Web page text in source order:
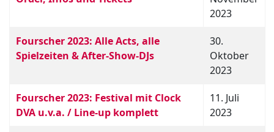
2023
Fourscher 2023: Alle Acts, alle
Spielzeiten & After-Show-DJs
30.
Oktober
2023
Fourscher 2023: Festival mit Clock
DVA u.v.a. / Line-up komplett
11. Juli
2023